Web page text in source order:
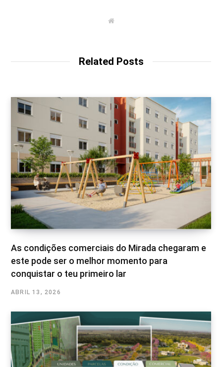
W
Related Posts
As condições comerciais do Mirada chegaram e
este pode ser o melhor momento para
conquistar o teu primeiro lar
ABRIL 13, 2026